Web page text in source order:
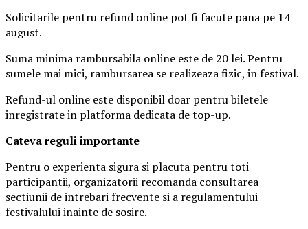
Solicitarile pentru refund online pot fi facute pana pe 14
august.
Suma minima rambursabila online este de 20 lei. Pentru
sumele mai mici, rambursarea se realizeaza fizic, in festival.
Refund-ul online este disponibil doar pentru biletele
inregistrate in platforma dedicata de top-up.
Cateva reguli importante
Pentru o experienta sigura si placuta pentru toti
participantii, organizatorii recomanda consultarea
sectiunii de intrebari frecvente si a regulamentului
festivalului inainte de sosire.